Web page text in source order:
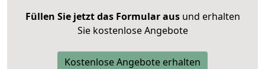
Füllen Sie jetzt das Formular ausund erhalten
Sie kostenlose Angebote
Kostenlose Angebote erhalten